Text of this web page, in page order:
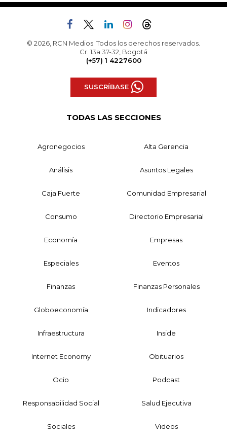
© 2026, RCN Medios. Todos los derechos reservados.
Cr. 13a 37-32, Bogotá
(+57) 1 4227600
SUSCRÍBASE
TODAS LAS SECCIONES
Agronegocios Alta Gerencia
Análisis Asuntos Legales
Caja Fuerte Comunidad Empresarial
Consumo Directorio Empresarial
Economía Empresas
Especiales Eventos
Finanzas Finanzas Personales
Globoeconomía Indicadores
Infraestructura Inside
Internet Economy Obituarios
Ocio Podcast
Responsabilidad Social Salud Ejecutiva
Sociales Videos